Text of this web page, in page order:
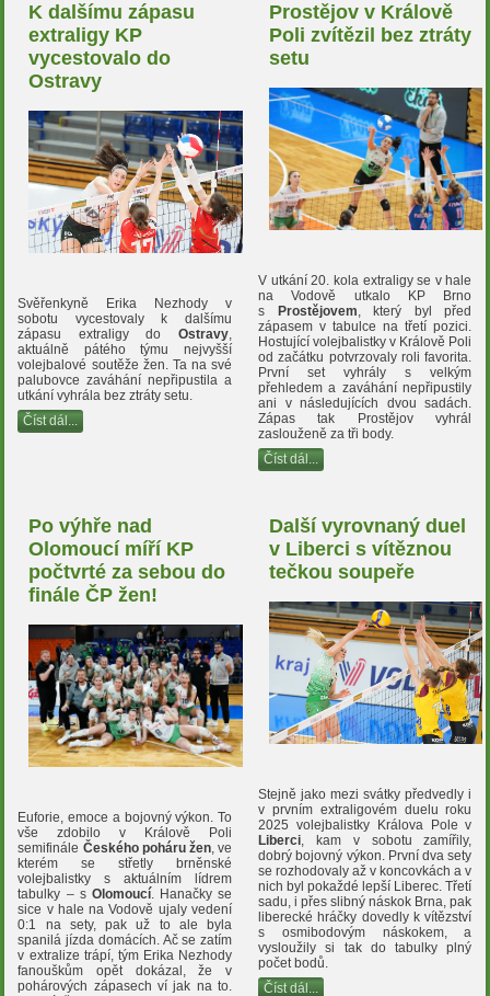
K dalšímu zápasu
extraligy KP
vycestovalo do
Ostravy
Svěřenkyně Erika Nezhody v
sobotu vycestovaly k dalšímu
zápasu extraligy do Ostravy,
aktuálně pátého týmu nejvyšší
volejbalové soutěže žen. Ta na své
palubovce zaváhání nepřipustila a
utkání vyhrála bez ztráty setu.
Číst dál...
Prostějov v Králově
Poli zvítězil bez ztráty
setu
V utkání 20. kola extraligy se v hale
na Vodově utkalo KP Brno
s
Prostějovem, který byl před
zápasem v tabulce na třetí pozici.
Hostující volejbalistky v Králově Poli
od začátku potvrzovaly roli favorita.
První set vyhrály s velkým
přehledem a zaváhání nepřipustily
ani v následujících dvou sadách.
Zápas tak Prostějov vyhrál
zaslouženě za tři body.
Číst dál...
Po výhře nad
Olomoucí míří KP
počtvrté za sebou do
finále ČP žen!
Euforie, emoce a bojovný výkon. To
vše zdobilo v Králově Poli
semifinále Českého poháru žen, ve
kterém se střetly brněnské
volejbalistky s aktuálním lídrem
tabulky – s Olomoucí. Hanačky se
sice v hale na Vodově ujaly vedení
0:1 na sety, pak už to ale byla
spanilá jízda domácích. Ač se zatím
v extralize trápí, tým Erika Nezhody
fanouškům opět dokázal, že v
pohárových zápasech ví jak na to.
Další vyrovnaný duel
v Liberci s vítěznou
tečkou soupeře
Stejně jako mezi svátky předvedly i
v prvním extraligovém duelu roku
2025 volejbalistky Králova Pole v
Liberci, kam v sobotu zamířily,
dobrý bojovný výkon. První dva sety
se rozhodovaly až v koncovkách a v
nich byl pokaždé lepší Liberec. Třetí
sadu, i přes slibný náskok Brna, pak
liberecké hráčky dovedly k vítězství
s osmibodovým náskokem, a
vysloužily si tak do tabulky plný
počet bodů.
Číst dál...